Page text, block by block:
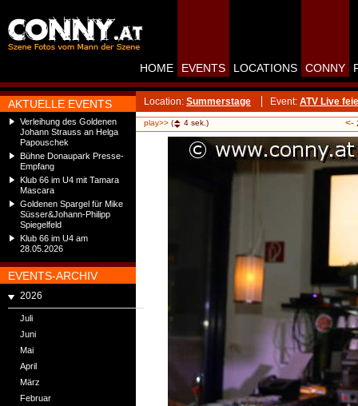
AKTUELLE EVENTS
Verleihung des Goldenen
Johann Strauss an Helga
Papouschek
Bühne Donaupark Presse-
Empfang
Klub 66 im U4 mit Tamara
Mascara
Goldenen Spargel für Mike
Süsser&Johann-Philipp
Spiegelfeld
Klub 66 im U4 am
28.05.2026
EVENTS-ARCHIV
2026
Juli
Juni
Mai
April
März
Februar
HOME EVENTS LOCATIONS CONNY
Location: Summerstage Event: ATV Live
play>> ( 4 sek.) <-